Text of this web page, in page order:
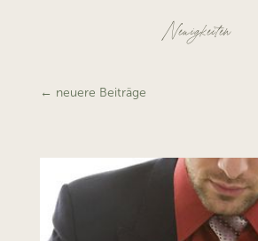
Neuigkeiten
← neuere Beiträge